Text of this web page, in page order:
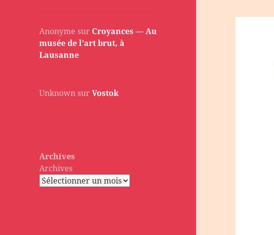
Anonyme sur Croyances — Au
musée de l’art brut, à
Lausanne
UnknownsurVostok
Archives
Archives